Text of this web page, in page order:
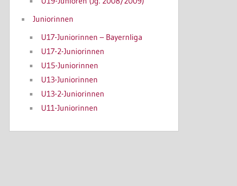
Juniorinnen
U17-Juniorinnen – Bayernliga
U17-2-Juniorinnen
U15-Juniorinnen
U13-Juniorinnen
U13-2-Juniorinnen
U11-Juniorinnen